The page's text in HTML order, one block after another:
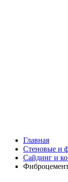
Главная
Стеновые и
Сайдинг и